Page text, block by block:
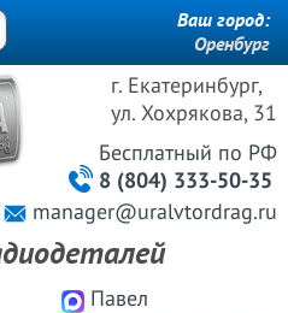
г. Екатеринбург,
ул. Хохрякова, 31
Павел
Бесплатный по РФ
8 (804) 333-50-35
manager@uralvtordrag.ru
Ваш город:
Оренбург